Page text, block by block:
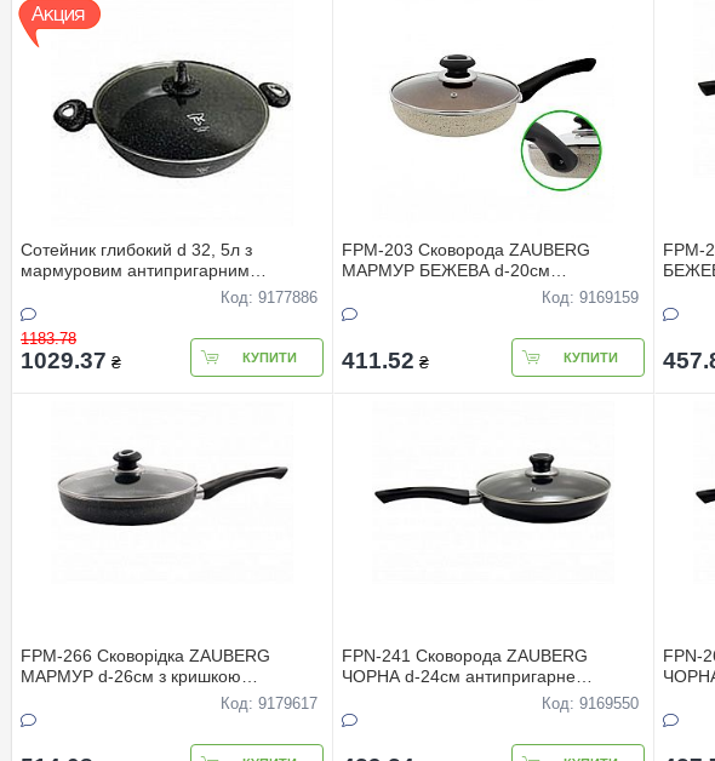
Cотейник глибокий d 32, 5л з
мармуровим антипригарним
покриттям TOP-KITCHENКод: 9177886
1183.78
1029.37 ₴ КУПИТИ
FPM-203 Сковорода ZAUBERG
МАРМУР БЕЖЕВА d-20см
антипригарне покриття з кришкою
Код: 9169159
411.52 ₴ КУПИТИ
FPM-
FPM-266 Сковорiдка ZAUBERG
МАРМУР d-26см з кришкою
Код: 9179617
FPN-241 Сковорода ZAUBERG
ЧОРНА d-24см антипригарне
Код: 9169550
FPN-